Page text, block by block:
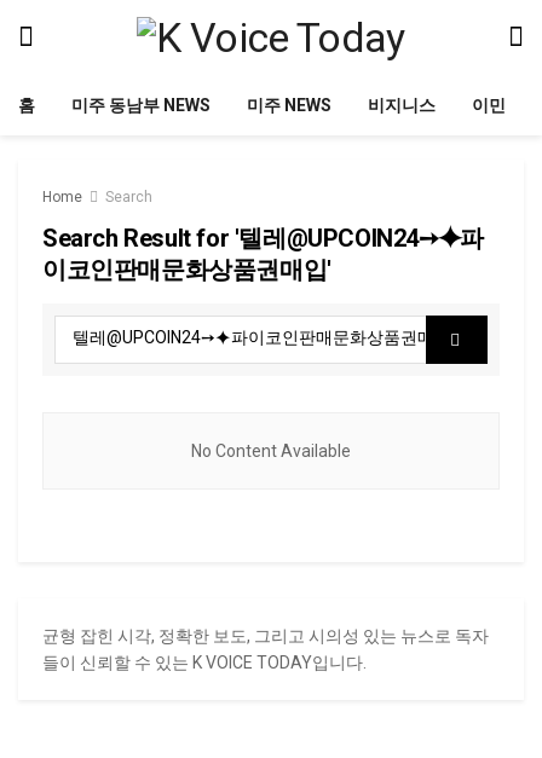
홈 미주 동남부 NEWS 미주 NEWS 비지니스 이민
Home Search
Search Result for '텔레@UPCOIN24➙⯌파
이코인판매문화상품권매입'
No Content Available
균형 잡힌 시각, 정확한 보도, 그리고 시의성 있는 뉴스로 독자
들이 신뢰할 수 있는 K VOICE TODAY입니다.